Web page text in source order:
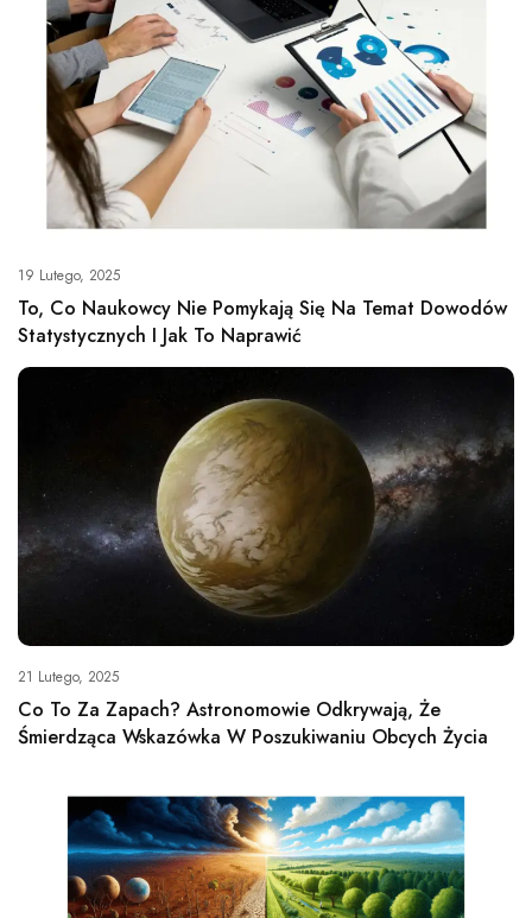
19 Lutego, 2025
To, Co Naukowcy Nie Pomykają Się Na Temat Dowodów
Statystycznych I Jak To Naprawić
21 Lutego, 2025
Co To Za Zapach? Astronomowie Odkrywają, Że
Śmierdząca Wskazówka W Poszukiwaniu Obcych Życia